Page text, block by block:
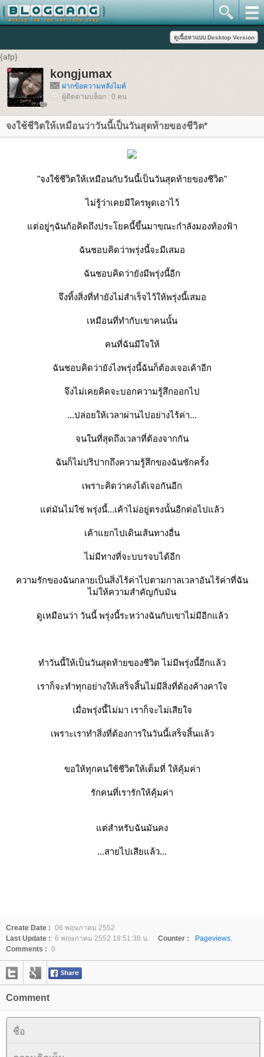
{afp}
kongjumax
ฝากข้อความหลังไมค์
ผู้ติดตามบล็อก : 0 คน
จงใช้ชีวิตให้เหมือนว่าวันนี้เป็นวันสุดท้ายของชีวิต*
"จงใช้ชีวิตให้เหมือนกับวันนี้เป็นวันสุดท้ายของชีวิต"
ไม่รู้ว่าเคยมีใครพูดเอาไว้
แต่อยู่ๆฉันก้อคิดถึงประโยคนี้ขึ้นมาขณะกำลังมองท้องฟ้า
ฉันชอบคิดว่าพรุ่งนี้จะมีเสมอ
ฉันชอบคิดว่ายังมีพรุ่งนี้อีก
จึงทิ้งสิ่งที่ทำยังไม่สำเร็จไว้ให้พรุ่งนี้เสมอ
เหมือนที่ทำกับเขาคนนั้น
คนที่ฉันมีใจให้
ฉันชอบคิดว่ายังไงพรุ่งนี้ฉันก็ต้องเจอเค้าอีก
จึงไม่เคยคิดจะบอกความรู้สึกออกไป
...ปล่อยให้เวลาผ่านไปอย่างไร้ค่า...
จนในที่สุดถึงเวลาที่ต้องจากกัน
ฉันก็ไม่ปริปากถึงความรู้สึกของฉันซักครั้ง
เพราะคิดว่าคงได้เจอกันอีก
แต่มันไม่ใช่ พรุ่งนี้...เค้าไม่อยู่ตรงนั้นอีกต่อไปแล้ว
เค้าแยกไปเดินเส้นทางอื่น
ไม่มีทางที่จะบบรจบได้อีก
ความรักของฉันกลายเป็นสิ่งไร้ค่าไปตามกาลเวลาอันไร้ค่าที่ฉัน
ไม่ให้ความสำคัญกับมัน
ดูเหมือนว่า วันนี้ พรุ่งนี้ระหว่างฉันกับเขาไม่มีอีกแล้ว
ทำวันนี้ให้เป็นวันสุดท้ายของชีวิต ไม่มีพรุ่งนี้อีกแล้ว
เราก็จะทำทุกอย่างให้เสร็จสิ้นไม่มีสิ่งที่ต้องค้างคาใจ
เมื่อพรุ่งนี้ไม่มา เราก็จะไม่เสียใจ
เพราะเราทำสิ่งที่ต้องการในวันนี้เสร็จสิ้นแล้ว
ขอให้ทุกคนใช้ชีวิตให้เต็มที่ ให้คุ้มค่า
รักคนที่เรารักให้คุ้มค่า
แต่สำหรับฉันมันคง
...สายไปเสียแล้ว...
Create Date : 06 พฤษภาคม 2552
Last Update : 6 พฤษภาคม 2552 18:51:38 น. Counter :
Pageviews.
Comments : 0
Comment